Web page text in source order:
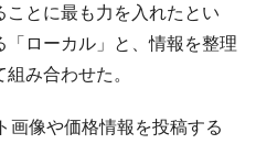
とに最も力を入れたとい
ローカル」と、情報を整理
み合わせた。
像や価格情報を投稿する